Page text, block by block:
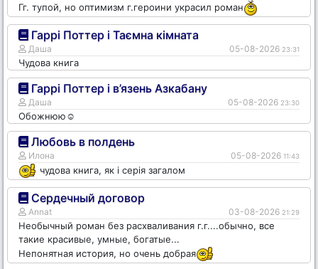
Гг. тупой, но оптимизм г.героини украсил роман
Гаррі Поттер і Таємна кімната
Даша 05-08-2026 23:31
Чудова книга
Гаррі Поттер і в’язень Азкабану
Даша 05-08-2026 23:30
Обожнюю☺️
Любовь в полдень
Илона 05-08-2026 11:43
чудова книга, як і серія загалом
Сердечный договор
Annat 03-08-2026 21:29
Необычный роман без расхваливания г.г....обычно, все
такие красивые, умные, богатые...
Непонятная история, но очень добрая